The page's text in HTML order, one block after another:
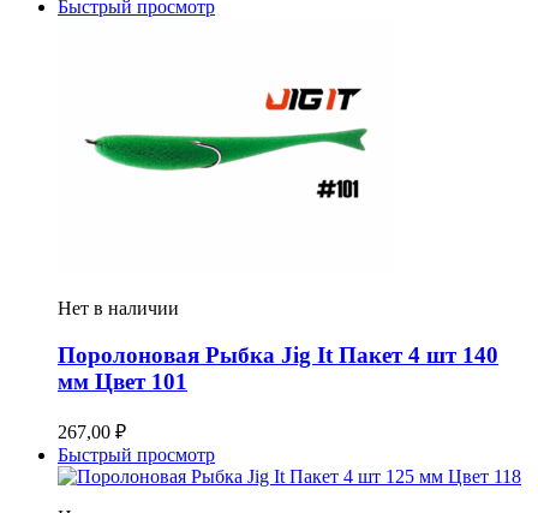
Быстрый просмотр
Нет в наличии
Поролоновая Рыбка Jig It Пакет 4 шт 140
мм Цвет 101
267,00 ₽
Быстрый просмотр